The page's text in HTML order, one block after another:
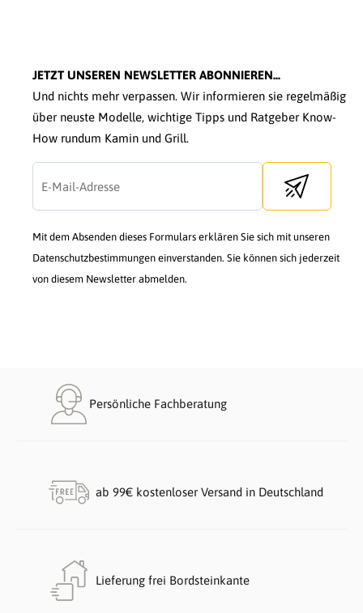
JETZT UNSEREN NEWSLETTER ABONNIEREN...
Und nichts mehr verpassen. Wir informieren sie regelmäßig
über neuste Modelle, wichtige Tipps und Ratgeber Know-
How rundum Kamin und Grill.
Send
Mit dem Absenden dieses Formulars erklären Sie sich mit unseren
Datenschutzbestimmungen einverstanden. Sie können sich jederzeit
von diesem Newsletter abmelden.
Persönliche Fachberatung
ab 99€ kostenloser Versand in Deutschland
Lieferung frei Bordsteinkante